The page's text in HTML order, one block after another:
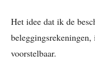
Het idee dat ik de
voorstelbaar.